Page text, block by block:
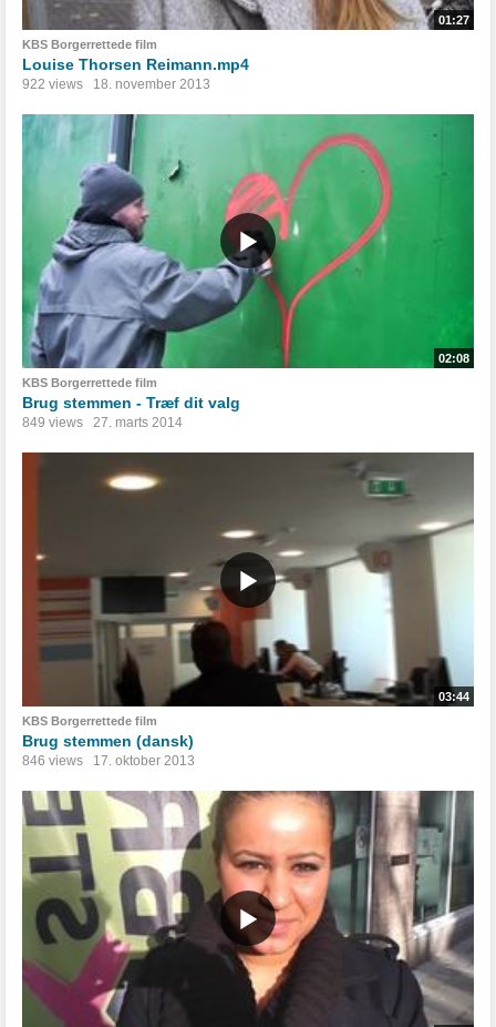
01:27
KBS Borgerrettede film
Louise Thorsen Reimann.mp4
922 views 18. november 2013
02:08
KBS Borgerrettede film
Brug stemmen - Træf dit valg
849 views 27. marts 2014
03:44
KBS Borgerrettede film
Brug stemmen (dansk)
846 views 17. oktober 2013